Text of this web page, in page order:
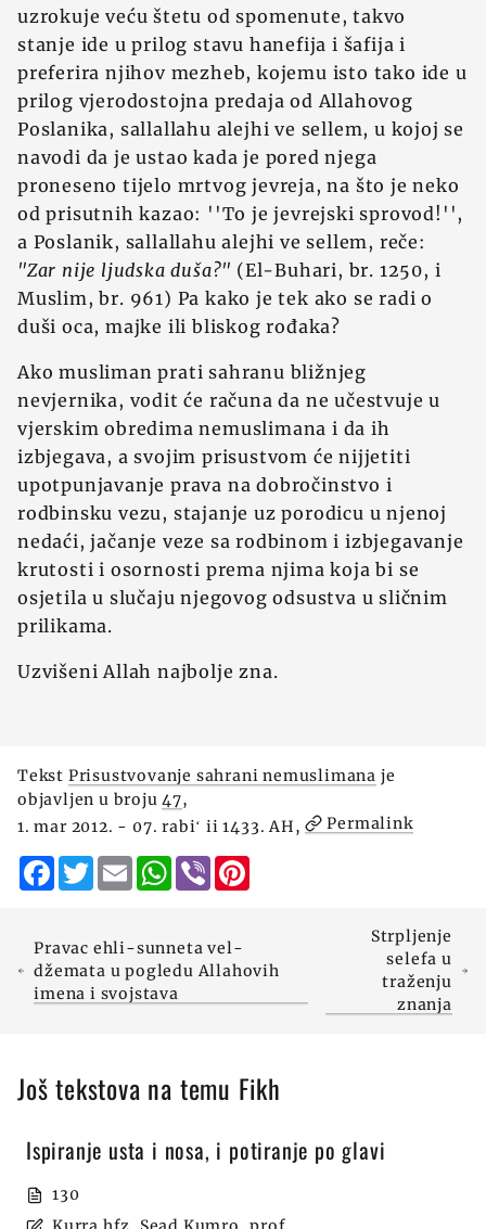
uzrokuje veću štetu od spomenute, takvo
stanje ide u prilog stavu hanefija i šafija i
preferira njihov mezheb, kojemu isto tako ide u
prilog vjerodostojna predaja od Allahovog
Poslanika, sallallahu alejhi ve sellem, u kojoj se
navodi da je ustao kada je pored njega
proneseno tijelo mrtvog jevreja, na što je neko
od prisutnih kazao: ''To je jevrejski sprovod!'',
a Poslanik, sallallahu alejhi ve sellem, reče:
"Zar nije ljudska duša?" (El-Buhari, br. 1250, i
Muslim, br. 961) Pa kako je tek ako se radi o
duši oca, majke ili bliskog rođaka?
Ako musliman prati sahranu bližnjeg
nevjernika, vodit će računa da ne učestvuje u
vjerskim obredima nemuslimana i da ih
izbjegava, a svojim prisustvom će nijjetiti
upotpunjavanje prava na dobročinstvo i
rodbinsku vezu, stajanje uz porodicu u njenoj
nedaći, jačanje veze sa rodbinom i izbjegavanje
krutosti i osornosti prema njima koja bi se
osjetila u slučaju njegovog odsustva u sličnim
prilikama.
Uzvišeni Allah najbolje zna.
Tekst Prisustvovanje sahrani nemuslimana je
objavljen u broju47,
1. mar 2012. - 07. rabiʻ ii 1433. AH,
Permalink
Facebook
TwitterEmailWhatsApp
Viber
Pravac ehli-sunneta vel-
džemata u pogledu Allahovih
imena i svojstava
Strpljenje
selefa u
traženju
znanja
Još tekstova na temu Fikh
Ispiranje usta i nosa, i potiranje po glavi
130